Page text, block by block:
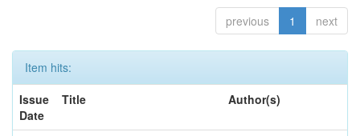
previous 1 next
Item hits:
Issue
Date
Title Author(s)